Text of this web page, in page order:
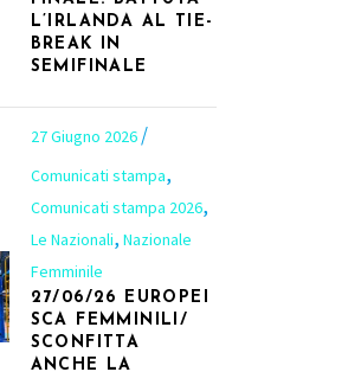
L’IRLANDA AL TIE-
BREAK IN
SEMIFINALE
27 Giugno 2026
Comunicati stampa,
Comunicati stampa 2026,
Le Nazionali, Nazionale
Femminile
27/06/26 EUROPEI
SCA FEMMINILI/
SCONFITTA
ANCHE LA